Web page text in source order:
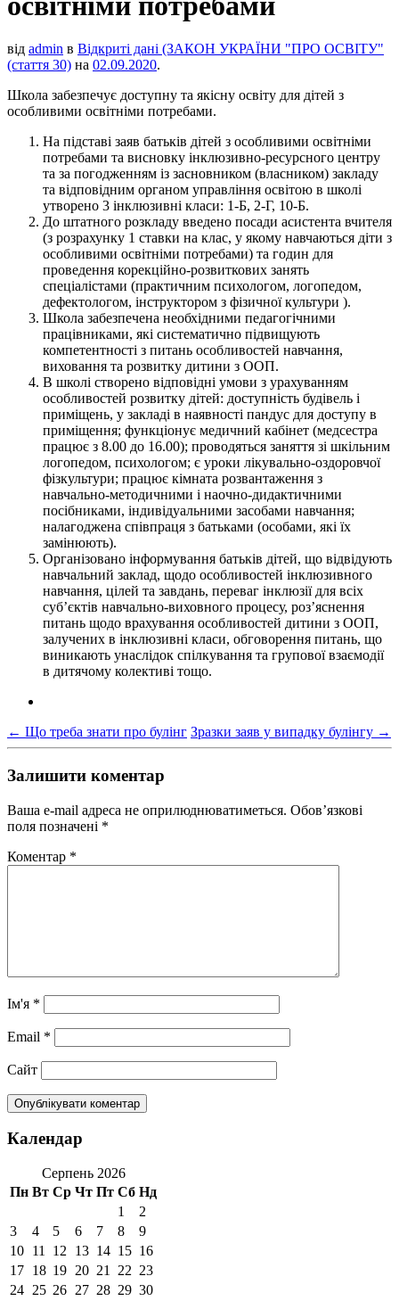
від admin в Відкриті дані (ЗАКОН УКРАЇНИ "ПРО ОСВІТУ"
(стаття 30) на 02.09.2020.
Школа забезпечує доступну та якісну освіту для дітей з
особливими освітніми потребами.
На підставі заяв батьків дітей з особливими освітніми
потребами та висновку інклюзивно-ресурсного центру
та за погодженням із засновником (власником) закладу
та відповідним органом управління освітою в школі
утворено 3 інклюзивні класи: 1-Б, 2-Г, 10-Б.
До штатного розкладу введено посади асистента вчителя
(з розрахунку 1 ставки на клас, у якому навчаються діти з
особливими освітніми потребами) та годин для
проведення корекційно-розвиткових занять
спеціалістами (практичним психологом, логопедом,
дефектологом, інструктором з фізичної культури ).
Школа забезпечена необхідними педагогічними
працівниками, які систематично підвищують
компетентності з питань особливостей навчання,
виховання та розвитку дитини з ООП.
В школі створено відповідні умови з урахуванням
особливостей розвитку дітей: доступність будівель і
приміщень, у закладі в наявності пандус для доступу в
приміщення; функціонує медичний кабінет (медсестра
працює з 8.00 до 16.00); проводяться заняття зі шкільним
логопедом, психологом; є уроки лікувально-оздоровчої
фізкультури; працює кімната розвантаження з
навчально-методичними і наочно-дидактичними
посібниками, індивідуальними засобами навчання;
налагоджена співпраця з батьками (особами, які їх
замінюють).
Організовано інформування батьків дітей, що відвідують
навчальний заклад, щодо особливостей інклюзивного
навчання, цілей та завдань, переваг інклюзії для всіх
суб’єктів навчально-виховного процесу, роз’яснення
питань щодо врахування особливостей дитини з ООП,
залучених в інклюзивні класи, обговорення питань, що
виникають унаслідок спілкування та групової взаємодії
в дитячому колективі тощо.
← Що треба знати про булінг Зразки заяв у випадку булінгу →
Залишити коментар
Ваша e-mail адреса не оприлюднюватиметься. Обов’язкові
поля позначені *
Коментар *
Ім'я *
Email *
Сайт
Календар
Серпень 2026
Пн Вт Ср Чт Пт Сб Нд
1
2
3
4 5 6 7 8
9
10 11 12 13 14 15 16
17 18 19 20 21 22 23
24 25 26 27 28 29 30